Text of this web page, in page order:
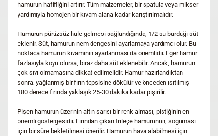
hamurun hafifliğini artırır. Tüm malzemeler, bir spatula veya mikser
yardımıyla homojen bir kıvam alana kadar karıştırılmalıdır.
Hamurun pürüzsüz hale gelmesi sağlandığında, 1/2 su bardağı süt
eklenir. Süt, hamurun nem dengesini ayarlamaya yardımcı olur. Bu
noktada hamurun kıvamının ayarlanması da önemlidir. Eğer hamur
fazlasıyla koyu olursa, biraz daha süt eklenebilir. Ancak, hamurun
çok sıvı olmamasına dikkat edilmelidir. Hamur hazırlandıktan
sonra, yağlanmış bir fırın tepsisine dökülür ve önceden ısıtılmış
180 derece fırında yaklaşık 25-30 dakika kadar pişirilir.
Pişen hamurun üzerinin altın sarısı bir renk alması, piştiğinin en
önemli göstergesidir. Fırından çıkan trileçe hamurunun, soğuması
için bir süre bekletilmesi önerilir. Hamurun hava alabilmesi için